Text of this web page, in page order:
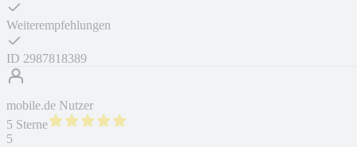
Weiterempfehlungen
ID 2987818389
mobile.de Nutzer
5 Sterne
5